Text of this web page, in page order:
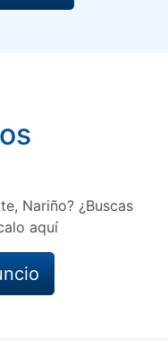
Nariño? ¿Buscas
aquí